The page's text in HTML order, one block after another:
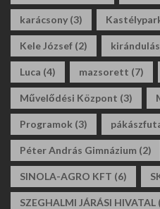
karácsony (3)
Kele József (2) kirándulás
Luca (4) mazsorett (7)
Művelődési Központ (3)
Programok (3)
Péter András Gimnázium (2)
SINOLA-AGRO KFT (6)
SZEGHALMI JÁRÁSI HIVATAL